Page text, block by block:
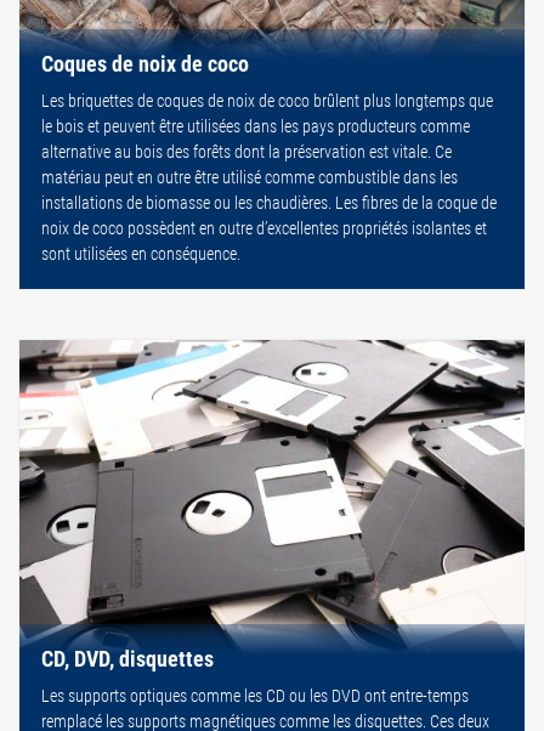
Coques de noix de coco
Les briquettes de coques de noix de coco brûlent plus longtemps que
le bois et peuvent être utilisées dans les pays producteurs comme
alternative au bois des forêts dont la préservation est vitale. Ce
matériau peut en outre être utilisé comme combustible dans les
installations de biomasse ou les chaudières. Les fibres de la coque de
noix de coco possèdent en outre d’excellentes propriétés isolantes et
sont utilisées en conséquence.
CD, DVD, disquettes
Les supports optiques comme les CD ou les DVD ont entre-temps
remplacé les supports magnétiques comme les disquettes. Ces deux